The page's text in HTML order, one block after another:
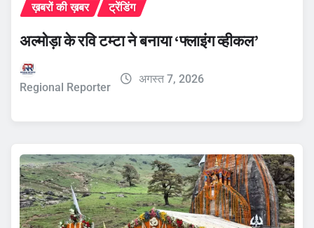
ख़बरों की ख़बर ट्रेंडिंग
अल्मोड़ा के रवि टम्टा ने बनाया ‘फ्लाइंग व्हीकल’
Regional Reporter
अगस्त 7, 2026